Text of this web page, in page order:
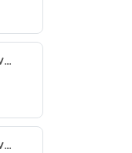
Xe Đạp Điện Avent Marus
Xe Đạp Điện Avent Q8